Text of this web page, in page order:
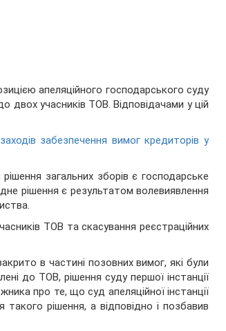
апеляційного господарського суду
учасників ТОВ. Відповідачами у цій
забезпечення вимог кредиторів у
загальних зборів є господарське
рішення є результатом волевиявлення
ТОВ та скасування реєстраційних
в частині позовних вимог, які були
до ТОВ, рішення суду першої інстанції
про те, що суд апеляційної інстанції
рішення, а відповідно і позбавив